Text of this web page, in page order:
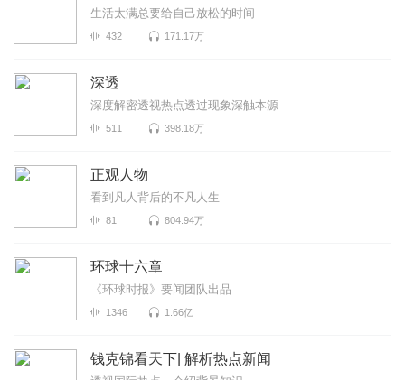
生活太满总要给自己放松的时间
432 171.17万
深透
深度解密透视热点透过现象深触本源
511 398.18万
正观人物
看到凡人背后的不凡人生
81 804.94万
环球十六章
《环球时报》要闻团队出品
1346 1.66亿
钱克锦看天下| 解析热点新闻